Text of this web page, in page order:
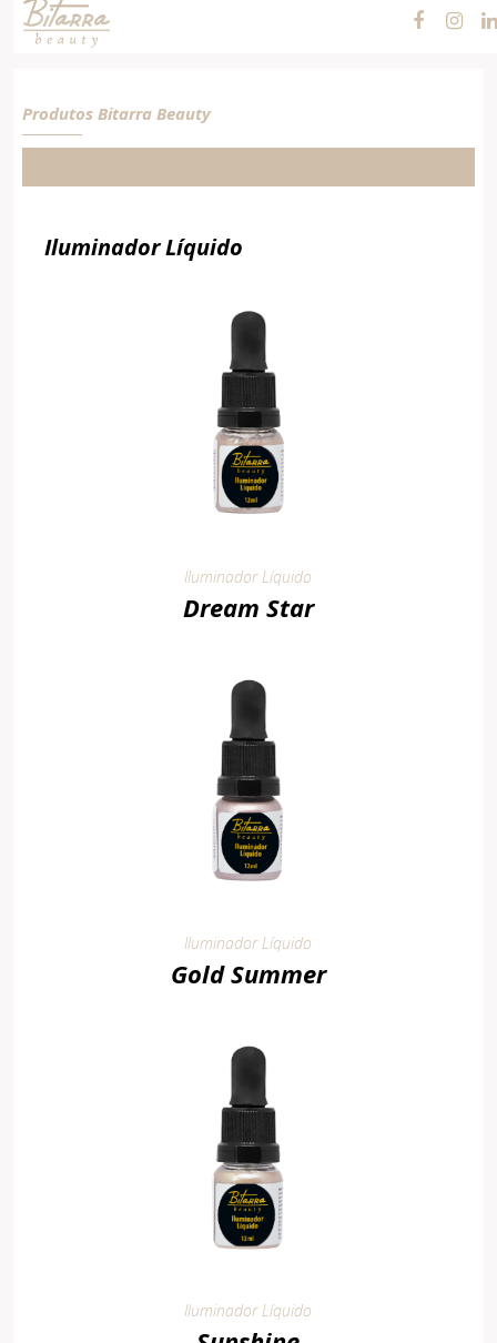
Cosméticos e
Maquiagens
Produtos Bitarra Beauty
Iluminador Líquido
Iluminador Líquido
Dream Star
Iluminador Líquido
Gold Summer
Iluminador Líquido